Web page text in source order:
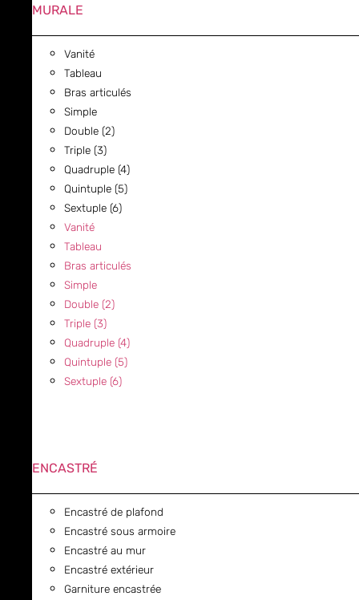
MURALE
Vanité
Tableau
Bras articulés
Simple
Double (2)
Triple (3)
Quadruple (4)
Quintuple (5)
Sextuple (6)
Vanité
Tableau
Bras articulés
Simple
Double (2)
Triple (3)
Quadruple (4)
Quintuple (5)
Sextuple (6)
ENCASTRÉ
Encastré de plafond
Encastré sous armoire
Encastré au mur
Encastré extérieur
Garniture encastrée